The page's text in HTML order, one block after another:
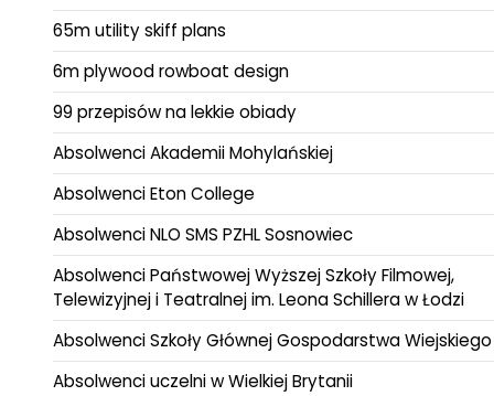
65m utility skiff plans
6m plywood rowboat design
99 przepisów na lekkie obiady
Absolwenci Akademii Mohylańskiej
Absolwenci Eton College
Absolwenci NLO SMS PZHL Sosnowiec
Absolwenci Państwowej Wyższej Szkoły Filmowej,
Telewizyjnej i Teatralnej im. Leona Schillera w Łodzi
Absolwenci Szkoły Głównej Gospodarstwa Wiejskiego
Absolwenci uczelni w Wielkiej Brytanii